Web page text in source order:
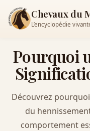
Chevaux du
L’encyclopédie
Pourquoi
Découvrez
du
comportement